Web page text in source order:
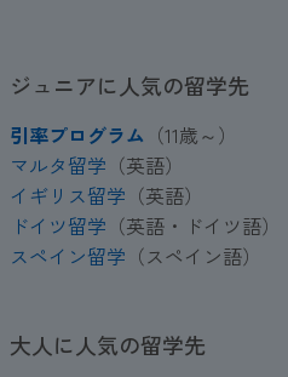
ジュニアに人気の留学先
引率プログラム （11歳～）
マルタ留学 （英語）
イギリス留学 （英語）
ドイツ留学 （英語・ドイツ語）
スペイン留学 （スペイン語）
大人に人気の留学先